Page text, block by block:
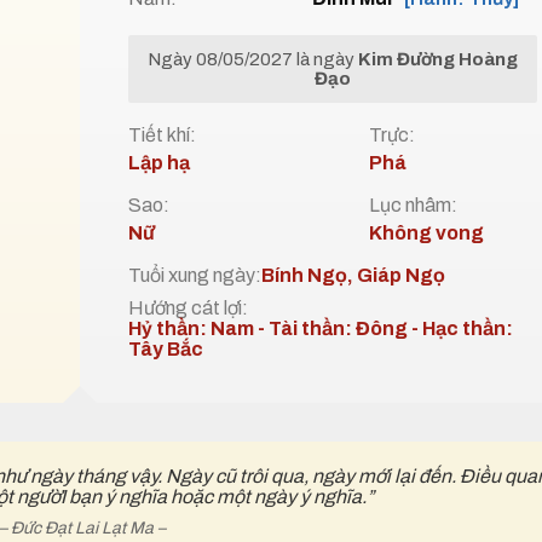
Ngày 08/05/2027 là ngày Kim Đường Hoàng
Đạo
Tiết khí:
Lập hạ
Trực:
Phá
Sao:
Nữ
Lục nhâm:
Không vong
Tuổi xung ngày:Bính Ngọ, Giáp Ngọ
Hướng cát lợi:
Hỷ thần: Nam - Tài thần: Đông - Hạc thần:
Tây Bắc
ngày tháng vậy. Ngày cũ trôi qua, ngày mới lại đến. Điều
ngườI bạn ý nghĩa hoặc một ngày ý nghĩa.”
– Đức Đạt Lai Lạt Ma –